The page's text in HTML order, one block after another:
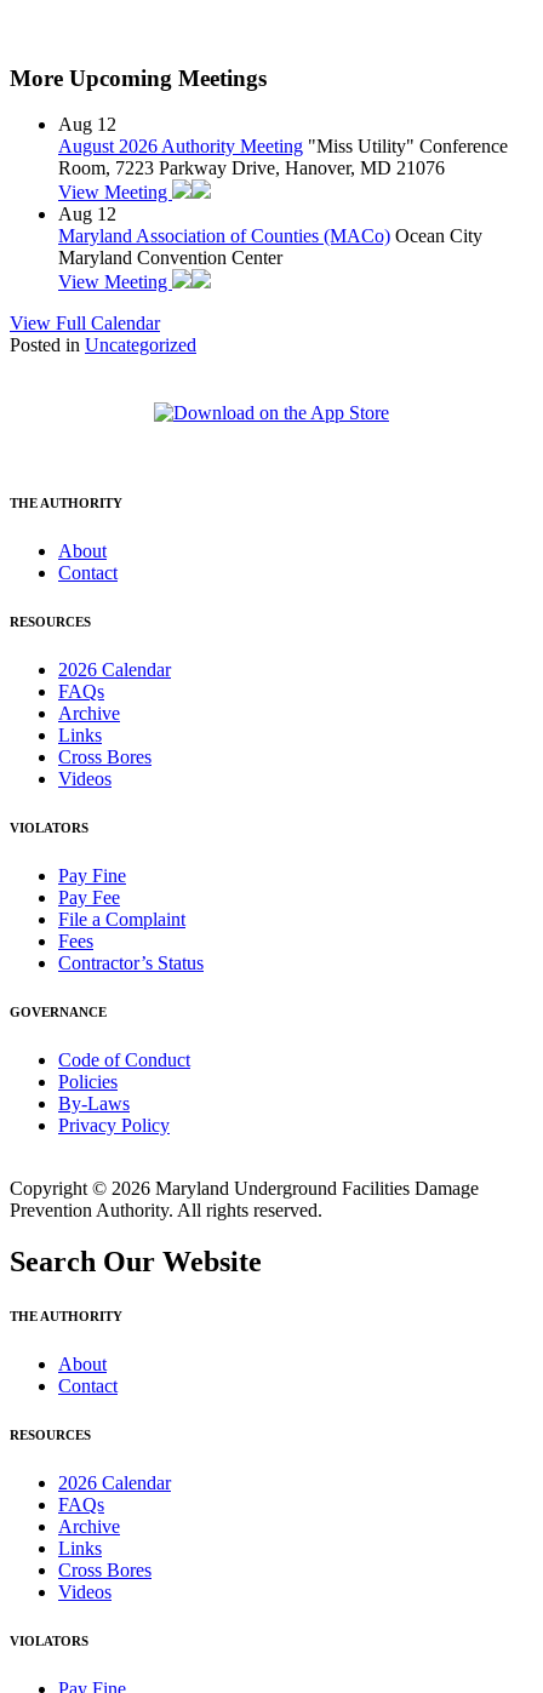
More Upcoming Meetings
Aug 12
August 2026 Authority Meeting "Miss Utility" Conference
Room, 7223 Parkway Drive, Hanover, MD 21076
View Meeting
Aug 12
Maryland Association of Counties (MACo) Ocean City
Maryland Convention Center
View Meeting
View Full Calendar
Posted in Uncategorized
THE AUTHORITY
About
Contact
RESOURCES
2026 Calendar
FAQs
Archive
Links
Cross Bores
Videos
VIOLATORS
Pay Fine
Pay Fee
File a Complaint
Fees
Contractor’s Status
GOVERNANCE
Code of Conduct
Policies
By-Laws
Privacy Policy
Copyright © 2026 Maryland Underground Facilities Damage
Prevention Authority. All rights reserved.
Search Our Website
THE AUTHORITY
About
Contact
RESOURCES
2026 Calendar
FAQs
Archive
Links
Cross Bores
Videos
VIOLATORS
Pay Fine